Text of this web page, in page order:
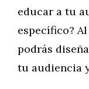
educar a tu
específico?
podrás
tu audiencia